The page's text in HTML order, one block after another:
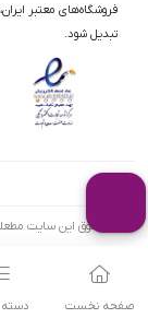
فروشگاه‌های معتبر
تبدیل شود.
تمامی حقوق این سایت
صفحه نخست دسته